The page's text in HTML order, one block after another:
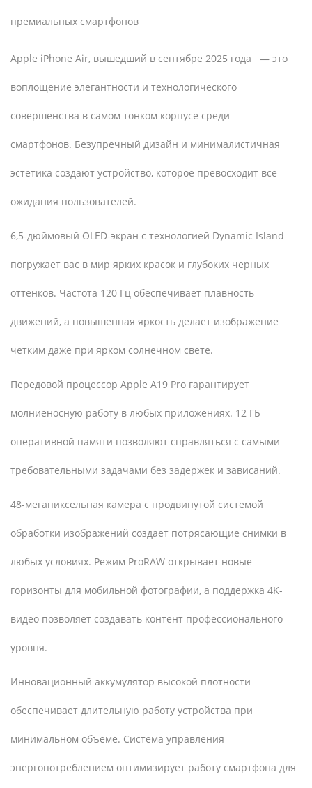
премиальных смартфонов
Apple iPhone Air, вышедший в сентябре 2025 года — это
воплощение элегантности и технологического
совершенства в самом тонком корпусе среди
смартфонов. Безупречный дизайн и минималистичная
эстетика создают устройство, которое превосходит все
ожидания пользователей.
6,5-дюймовый OLED-экран с технологией Dynamic Island
погружает вас в мир ярких красок и глубоких черных
оттенков. Частота 120 Гц обеспечивает плавность
движений, а повышенная яркость делает изображение
четким даже при ярком солнечном свете.
Передовой процессор Apple A19 Pro гарантирует
молниеносную работу в любых приложениях. 12 ГБ
оперативной памяти позволяют справляться с самыми
требовательными задачами без задержек и зависаний.
48-мегапиксельная камера с продвинутой системой
обработки изображений создает потрясающие снимки в
любых условиях. Режим ProRAW открывает новые
горизонты для мобильной фотографии, а поддержка 4K-
видео позволяет создавать контент профессионального
уровня.
Инновационный аккумулятор высокой плотности
обеспечивает длительную работу устройства при
минимальном объеме. Система управления
энергопотреблением оптимизирует работу смартфона для